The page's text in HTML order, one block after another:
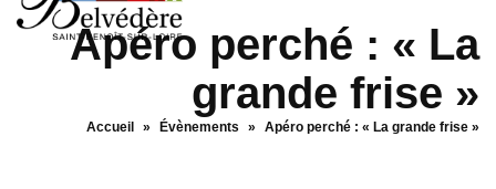
Apéro perché : « La
grande frise »
Accueil » Évènements » Apéro perché : « La grande frise »